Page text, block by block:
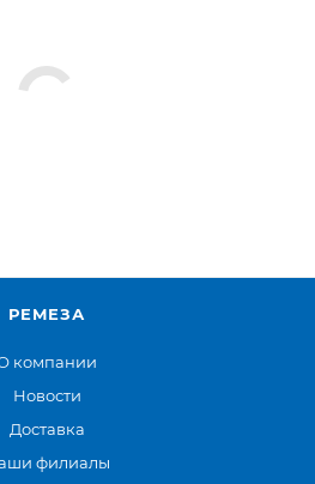
РЕМЕЗА
компании
Новости
Доставка
филиалы